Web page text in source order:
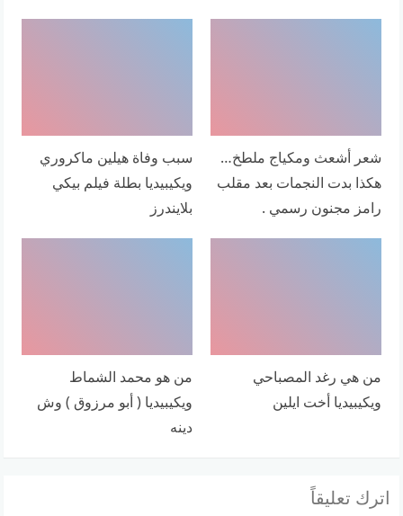
شعر أشعث ومكياج ملطخ…
هكذا بدت النجمات بعد مقلب
رامز مجنون رسمي .
سبب وفاة هيلين ماكروري
ويكيبيديا بطلة فيلم بيكي
بلايندرز
من هي رغد المصباحي
ويكيبيديا أخت ايلين
من هو محمد الشماط
ويكيبيديا ( أبو مرزوق ) وش
دينه
اترك تعليقاً